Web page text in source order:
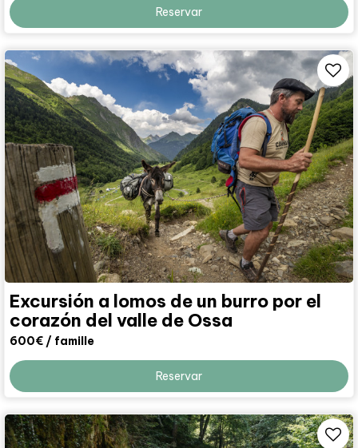
Reservar
Excursión a lomos de un burro por el
corazón del valle de Ossa
600€ / famille
Reservar